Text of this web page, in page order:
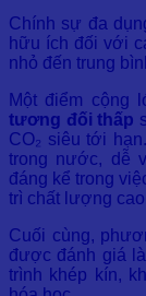
Chính sự đa
hữu ích đối với
nhỏ đến trung
Một điểm cộng
tương đối thấp
CO₂ siêu tới
trong nước, dễ
đáng kể trong
trì chất lượng
Cuối cùng,
được đánh giá
trình khép kín,